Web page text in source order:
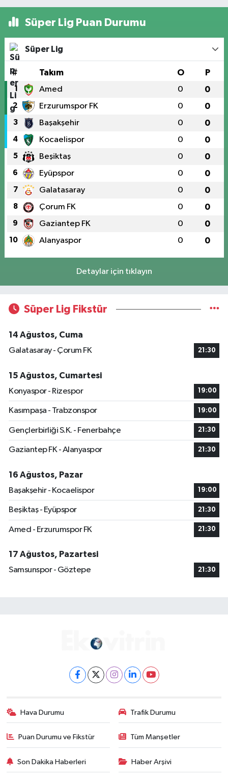
Süper Lig Puan Durumu
Süper Lig
# Takım O P
1 Amed 0 0
2 Erzurumspor FK 0 0
3 Başakşehir 0 0
4 Kocaelispor 0 0
5 Beşiktaş 0 0
6 Eyüpspor 0 0
7 Galatasaray 0 0
8 Çorum FK 0 0
9 Gaziantep FK 0 0
10 Alanyaspor 0 0
Detaylar için tıklayın
Süper Lig Fikstür
14 Ağustos, Cuma
Galatasaray - Çorum FK
21:30
15 Ağustos, Cumartesi
Konyaspor - Rizespor
19:00
Kasımpaşa - Trabzonspor 19:00
Gençlerbirliği S.K. - Fenerbahçe 21:30
Gaziantep FK - Alanyaspor 21:30
16 Ağustos, Pazar
Başakşehir - Kocaelispor
19:00
Beşiktaş - Eyüpspor 21:30
Amed - Erzurumspor FK 21:30
17 Ağustos, Pazartesi
Samsunspor - Göztepe
21:30
Hava Durumu Trafik Durumu
Puan Durumu ve Fikstür Tüm Manşetler
Son Dakika Haberleri Haber Arşivi